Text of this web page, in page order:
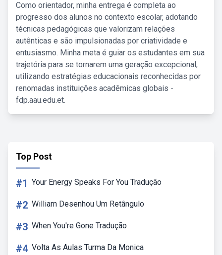
Como orientador, minha entrega é completa ao
progresso dos alunos no contexto escolar, adotando
técnicas pedagógicas que valorizam relações
autênticas e são impulsionadas por criatividade e
entusiasmo. Minha meta é guiar os estudantes em sua
trajetória para se tornarem uma geração excepcional,
utilizando estratégias educacionais reconhecidas por
renomadas instituições acadêmicas globais -
fdp.aau.edu.et.
Top Post
#1 Your Energy Speaks For You Tradução
#2 William Desenhou Um Retângulo
#3 When You're Gone Tradução
#4 Volta As Aulas Turma Da Monica